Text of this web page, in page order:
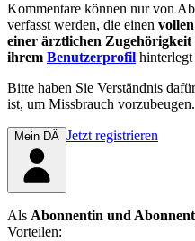
Kommentare können nur von
verfasst werden, die einen
einer ärztlichen
ihrem Benutzerprofil hinterlegt
Bitte haben Sie Verständnis
ist, um Missbrauch vorzubeugen.
Mein DÄ Jetzt registrieren
Als Abonnentin und Abonnent
Vorteilen: